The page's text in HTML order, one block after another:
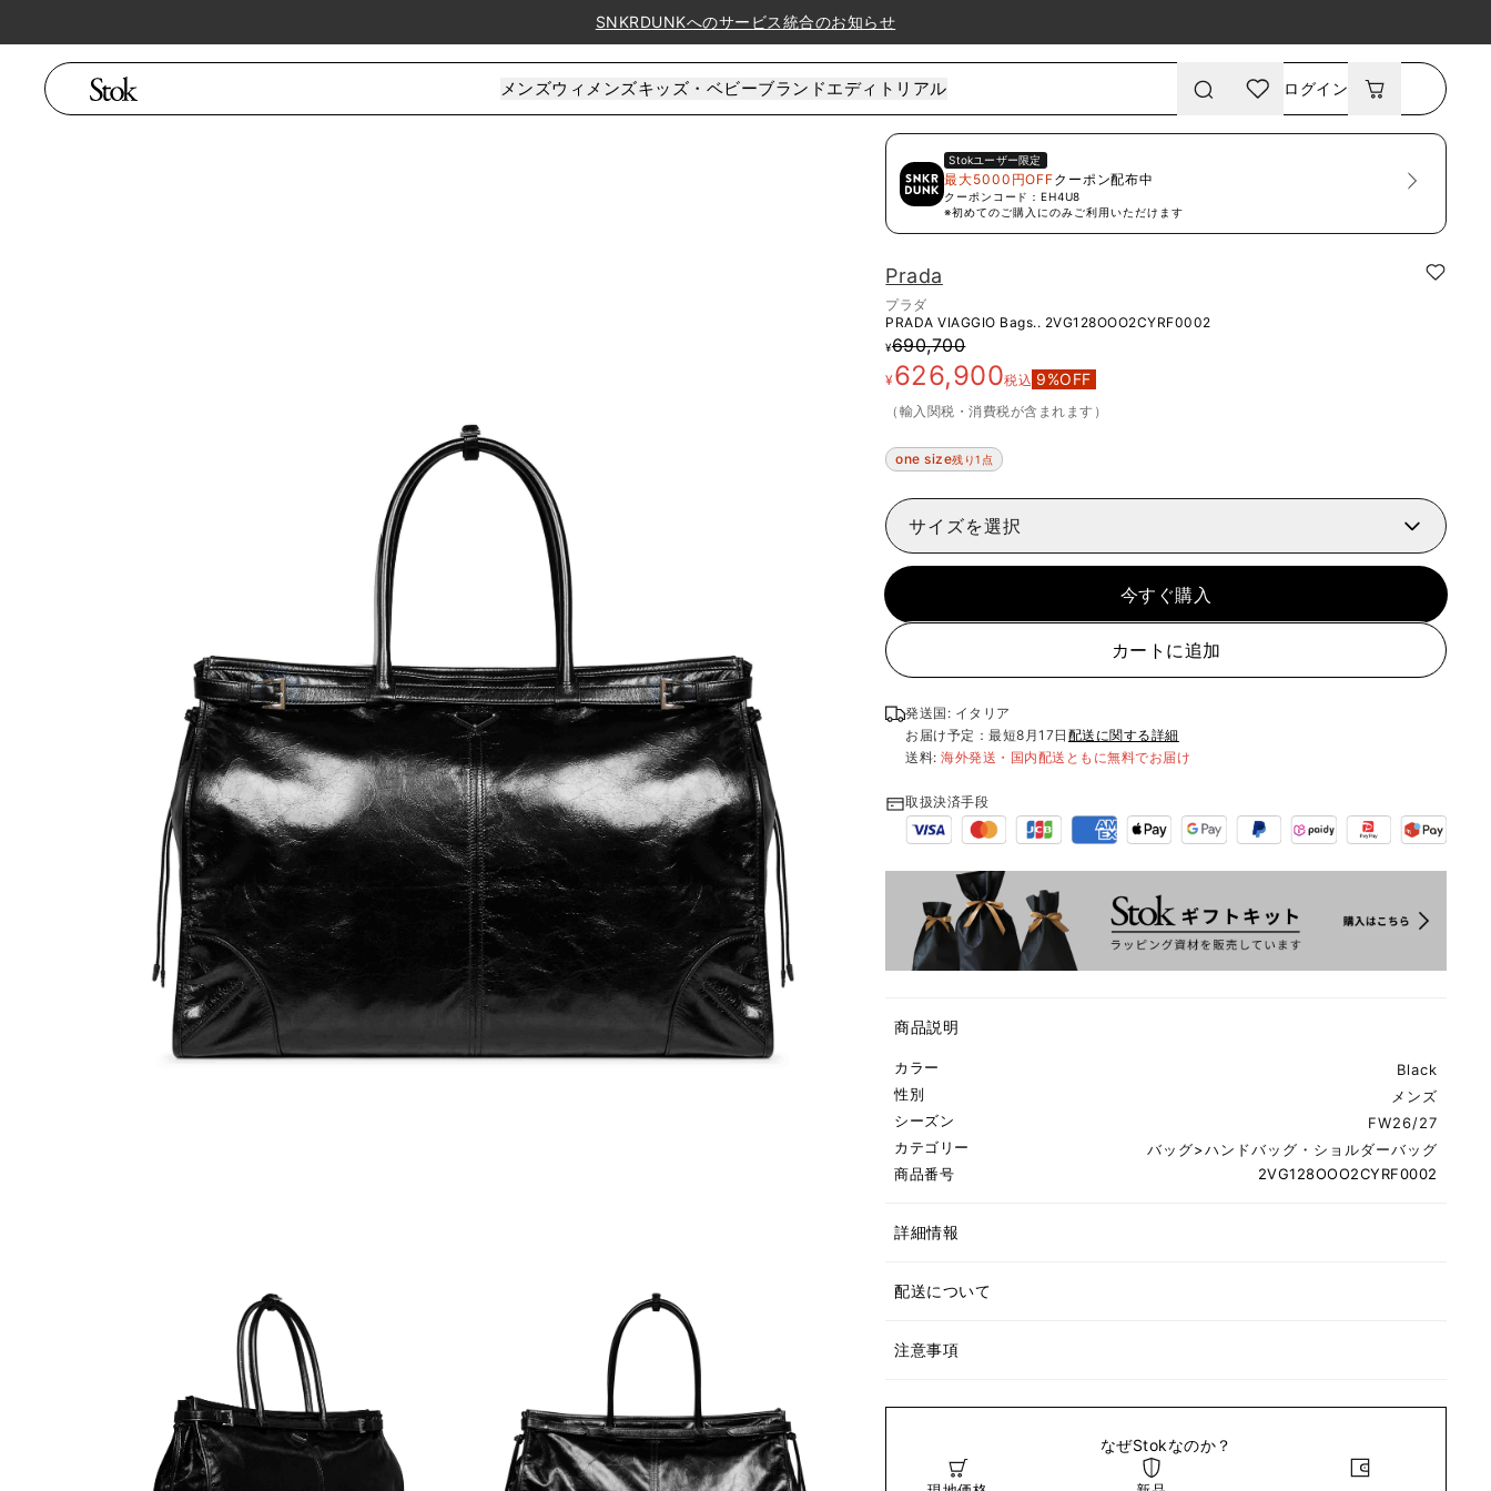
SNKRDUNKへのサービス統合のお知らせ
メンズウィメンズキッズ・ベビーブランドエディトリアル ログイン
Stokユーザー限定
最大5000円OFFクーポン配布中
クーポンコード： EH4U8
※初めてのご購入にのみご利用いただけます
Prada
プラダ
PRADA VIAGGIO Bags.. 2VG128OOO2CYRF0002
¥690,700
¥626,900税込 9%OFF
（輸入関税・消費税が含まれます）
one size残り1点
サイズを選択
今すぐ購入
カートに追加
発送国: イタリア
お届け予定：最短8月17日 配送に関する詳細
送料:海外発送・国内配送ともに無料でお届け
取扱決済手段
商品説明
カラー
Black
性別
メンズ
シーズン
FW26/27
カテゴリー
バッグ>ハンドバッグ・ショルダーバッグ
商品番号
2VG128OOO2CYRF0002
詳細情報
配送について
注意事項
なぜStokなのか？